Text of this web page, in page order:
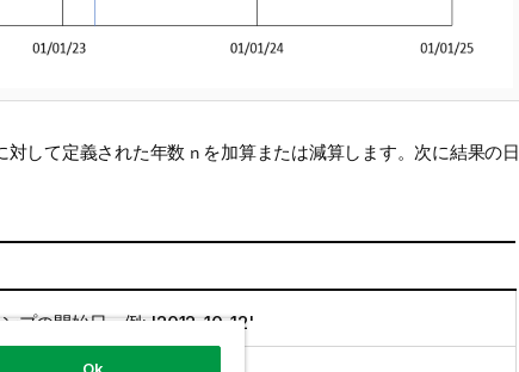
対して定義された年数 nを加算または減算します。次に結果の日
プの開始日。例: '2012-10-12'